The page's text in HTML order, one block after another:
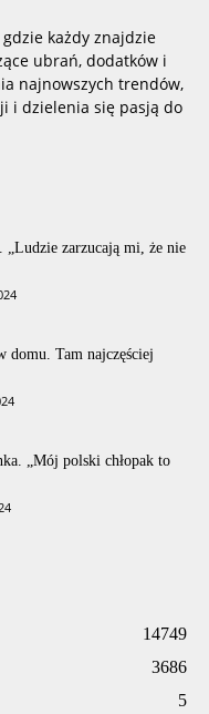
każdy znajdzie
ubrań, dodatków i
najnowszych trendów,
i dzielenia się pasją do
„Ludzie zarzucają mi, że nie
domu. Tam najczęściej
„Mój polski chłopak to
14749
3686
5